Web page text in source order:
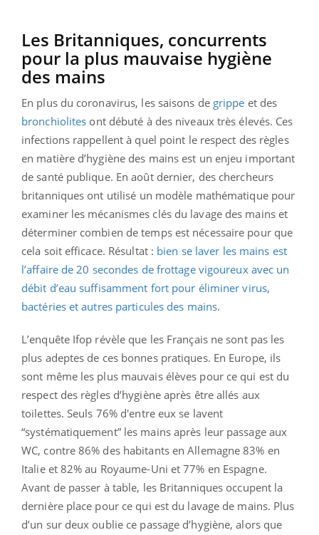
Les Britanniques, concurrents
pour la plus mauvaise hygiène
des mains
En plus du coronavirus, les saisons de grippe et des
bronchiolites ont débuté à des niveaux très élevés. Ces
infections rappellent à quel point le respect des règles
en matière d’hygiène des mains est un enjeu important
de santé publique. En août dernier, des chercheurs
britanniques ont utilisé un modèle mathématique pour
examiner les mécanismes clés du lavage des mains et
déterminer combien de temps est nécessaire pour que
cela soit efficace. Résultat : bien se laver les mains est
l’affaire de 20 secondes de frottage vigoureux avec un
débit d’eau suffisamment fort pour éliminer virus,
bactéries et autres particules des mains.
L’enquête Ifop révèle que les Français ne sont pas les
plus adeptes de ces bonnes pratiques. En Europe, ils
sont même les plus mauvais élèves pour ce qui est du
respect des règles d’hygiène après être allés aux
toilettes. Seuls 76% d'entre eux se lavent
“systématiquement” les mains après leur passage aux
WC, contre 86% des habitants en Allemagne 83% en
Italie et 82% au Royaume-Uni et 77% en Espagne.
Avant de passer à table, les Britanniques occupent la
dernière place pour ce qui est du lavage de mains. Plus
d’un sur deux oublie ce passage d’hygiène, alors que